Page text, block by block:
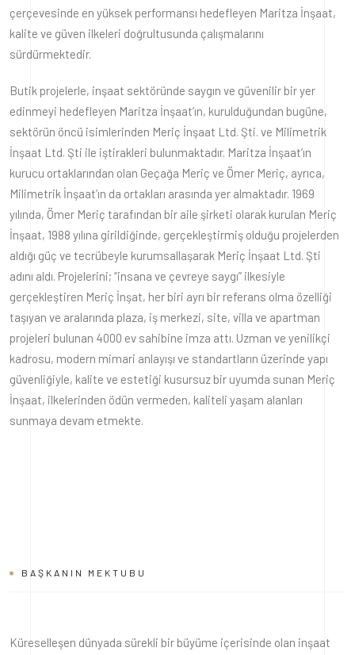
çerçevesinde en yüksek performansı hedefleyen Maritza İnşaat,
kalite ve güven ilkeleri doğrultusunda çalışmalarını
sürdürmektedir.
Butik projelerle, inşaat sektöründe saygın ve güvenilir bir yer
edinmeyi hedefleyen Maritza İnşaat’ın, kurulduğundan bugüne,
sektörün öncü isimlerinden Meriç İnşaat Ltd. Şti. ve Milimetrik
İnşaat Ltd. Şti ile iştirakleri bulunmaktadır. Maritza İnşaat’ın
kurucu ortaklarından olan Geçağa Meriç ve Ömer Meriç, ayrıca,
Milimetrik İnşaat’ın da ortakları arasında yer almaktadır. 1969
yılında, Ömer Meriç tarafından bir aile şirketi olarak kurulan Meriç
İnşaat, 1988 yılına girildiğinde, gerçekleştirmiş olduğu projelerden
aldığı güç ve tecrübeyle kurumsallaşarak Meriç İnşaat Ltd. Şti
adını aldı. Projelerini; “insana ve çevreye saygı” ilkesiyle
gerçekleştiren Meriç İnşat, her biri ayrı bir referans olma özelliği
taşıyan ve aralarında plaza, iş merkezi, site, villa ve apartman
projeleri bulunan 4000 ev sahibine imza attı. Uzman ve yenilikçi
kadrosu, modern mimari anlayışı ve standartların üzerinde yapı
güvenliğiyle, kalite ve estetiği kusursuz bir uyumda sunan Meriç
İnşaat, ilkelerinden ödün vermeden, kaliteli yaşam alanları
sunmaya devam etmekte.
BAŞKANIN MEKTUBU
Küreselleşen dünyada sürekli bir büyüme içerisinde olan inşaat